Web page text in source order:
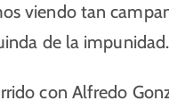
viendo tan
de la impunidad.
con Alfredo